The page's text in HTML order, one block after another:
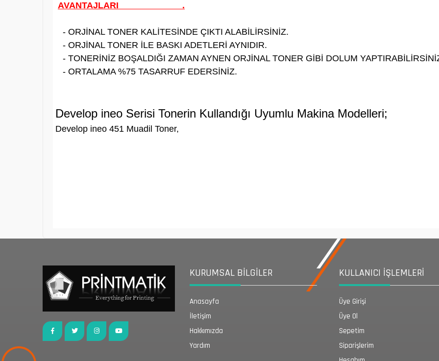
AVANTAJLARI .
- ORJİNAL TONER KALİTESİNDE ÇIKTI ALABİLİRSİNİZ.
- ORJİNAL TONER İLE BASKI ADETLERİ AYNIDIR.
- TONERİNİZ BOŞALDIĞI ZAMAN AYNEN ORJİNAL TONER GİBİ DOLUM
- ORTALAMA %75 TASARRUF EDERSİNİZ.
Develop ineo Serisi Tonerin Kullandığı Uyumlu Makina Modelleri;
Develop ineo 451 Muadil Toner,
KURUMSAL BİLGİLER
Anasayfa
İletişim
Hakkımızda
Yardım
KULLANICI İŞLEMLERİ
Üye Girişi
Üye Ol
Sepetim
Siparişlerim